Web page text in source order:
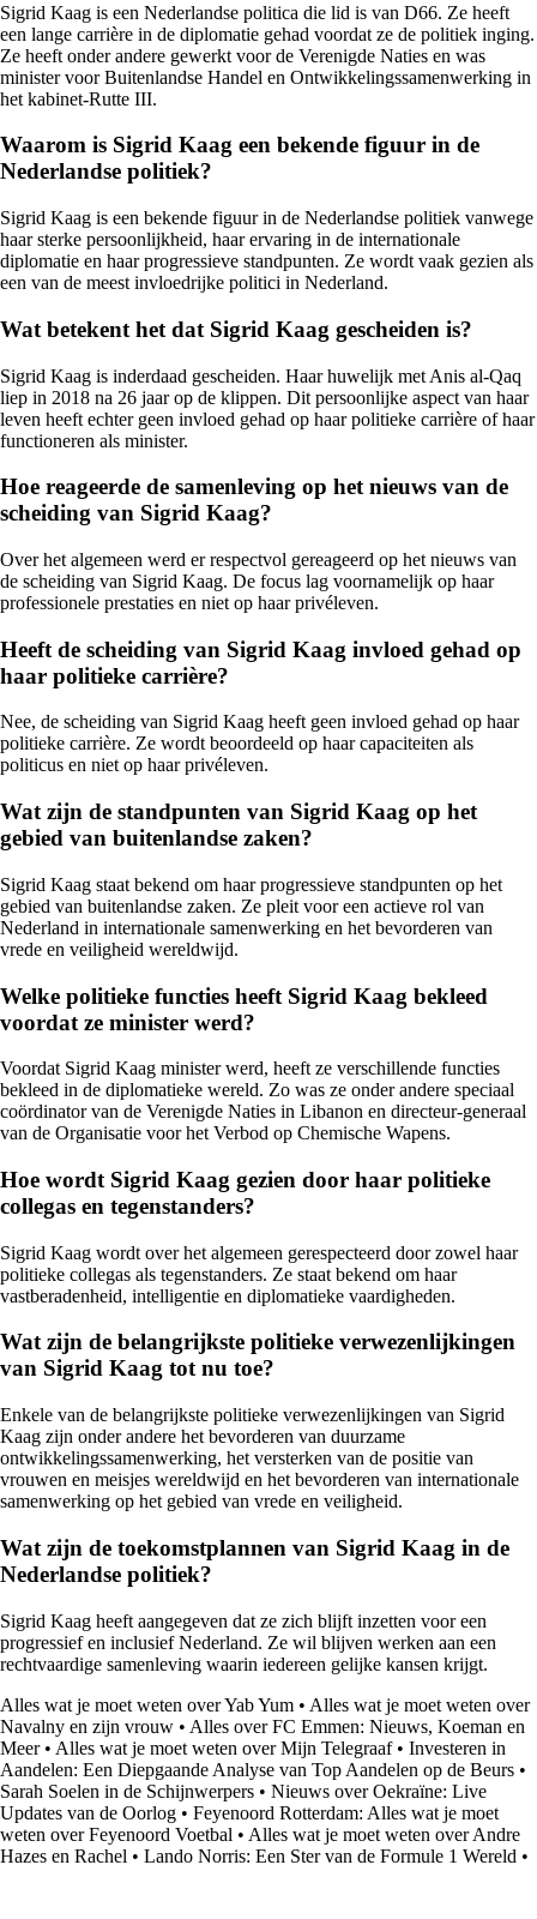
Sigrid Kaag is een Nederlandse politica die lid is van D66. Ze heeft
een lange carrière in de diplomatie gehad voordat ze de politiek inging.
Ze heeft onder andere gewerkt voor de Verenigde Naties en was
minister voor Buitenlandse Handel en Ontwikkelingssamenwerking in
het kabinet-Rutte III.
Waarom is Sigrid Kaag een bekende figuur in de
Nederlandse politiek?
Sigrid Kaag is een bekende figuur in de Nederlandse politiek vanwege
haar sterke persoonlijkheid, haar ervaring in de internationale
diplomatie en haar progressieve standpunten. Ze wordt vaak gezien als
een van de meest invloedrijke politici in Nederland.
Wat betekent het dat Sigrid Kaag gescheiden is?
Sigrid Kaag is inderdaad gescheiden. Haar huwelijk met Anis al-Qaq
liep in 2018 na 26 jaar op de klippen. Dit persoonlijke aspect van haar
leven heeft echter geen invloed gehad op haar politieke carrière of haar
functioneren als minister.
Hoe reageerde de samenleving op het nieuws van de
scheiding van Sigrid Kaag?
Over het algemeen werd er respectvol gereageerd op het nieuws van
de scheiding van Sigrid Kaag. De focus lag voornamelijk op haar
professionele prestaties en niet op haar privéleven.
Heeft de scheiding van Sigrid Kaag invloed gehad op
haar politieke carrière?
Nee, de scheiding van Sigrid Kaag heeft geen invloed gehad op haar
politieke carrière. Ze wordt beoordeeld op haar capaciteiten als
politicus en niet op haar privéleven.
Wat zijn de standpunten van Sigrid Kaag op het
gebied van buitenlandse zaken?
Sigrid Kaag staat bekend om haar progressieve standpunten op het
gebied van buitenlandse zaken. Ze pleit voor een actieve rol van
Nederland in internationale samenwerking en het bevorderen van
vrede en veiligheid wereldwijd.
Welke politieke functies heeft Sigrid Kaag bekleed
voordat ze minister werd?
Voordat Sigrid Kaag minister werd, heeft ze verschillende functies
bekleed in de diplomatieke wereld. Zo was ze onder andere speciaal
coördinator van de Verenigde Naties in Libanon en directeur-generaal
van de Organisatie voor het Verbod op Chemische Wapens.
Hoe wordt Sigrid Kaag gezien door haar politieke
collegas en tegenstanders?
Sigrid Kaag wordt over het algemeen gerespecteerd door zowel haar
politieke collegas als tegenstanders. Ze staat bekend om haar
vastberadenheid, intelligentie en diplomatieke vaardigheden.
Wat zijn de belangrijkste politieke verwezenlijkingen
van Sigrid Kaag tot nu toe?
Enkele van de belangrijkste politieke verwezenlijkingen van Sigrid
Kaag zijn onder andere het bevorderen van duurzame
ontwikkelingssamenwerking, het versterken van de positie van
vrouwen en meisjes wereldwijd en het bevorderen van internationale
samenwerking op het gebied van vrede en veiligheid.
Wat zijn de toekomstplannen van Sigrid Kaag in de
Nederlandse politiek?
Sigrid Kaag heeft aangegeven dat ze zich blijft inzetten voor een
progressief en inclusief Nederland. Ze wil blijven werken aan een
rechtvaardige samenleving waarin iedereen gelijke kansen krijgt.
Alles wat je moet weten over Yab Yum • Alles wat je moet weten over
Navalny en zijn vrouw • Alles over FC Emmen: Nieuws, Koeman en
Meer• Alles wat je moet weten over Mijn Telegraaf• Investeren in
Aandelen: Een Diepgaande Analyse van Top Aandelen op de Beurs •
Sarah Soelen in de Schijnwerpers • Nieuws over Oekraïne: Live
Updates van de Oorlog • Feyenoord Rotterdam: Alles wat je moet
weten over Feyenoord Voetbal • Alles wat je moet weten over Andre
Hazes en Rachel • Lando Norris: Een Ster van de Formule 1 Wereld •